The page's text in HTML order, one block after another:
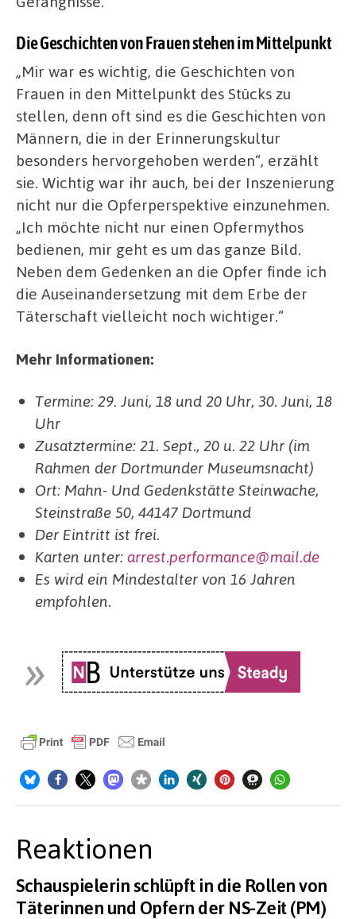
Die Geschichten von Frauen stehen im Mittelpunkt
„Mir war es wichtig, die Geschichten von
Frauen in den Mittelpunkt des Stücks zu
stellen, denn oft sind es die Geschichten von
Männern, die in der Erinnerungskultur
besonders hervorgehoben werden“, erzählt
sie. Wichtig war ihr auch, bei der Inszenierung
nicht nur die Opferperspektive einzunehmen.
„Ich möchte nicht nur einen Opfermythos
bedienen, mir geht es um das ganze Bild.
Neben dem Gedenken an die Opfer finde ich
die Auseinandersetzung mit dem Erbe der
Täterschaft vielleicht noch wichtiger.“
Mehr Informationen:
Termine: 29. Juni, 18 und 20 Uhr, 30. Juni, 18
Uhr
Zusatztermine: 21. Sept., 20 u. 22 Uhr (im
Rahmen der Dortmunder Museumsnacht)
Ort: Mahn- Und Gedenkstätte Steinwache,
Steinstraße 50, 44147 Dortmund
Der Eintritt ist frei.
Karten unter:arrest.performance@mail.de
Es wird ein Mindestalter von 16 Jahren
empfohlen.
Reaktionen
Schauspielerin schlüpft in die Rollen von
Täterinnen und Opfern der NS-Zeit (PM)